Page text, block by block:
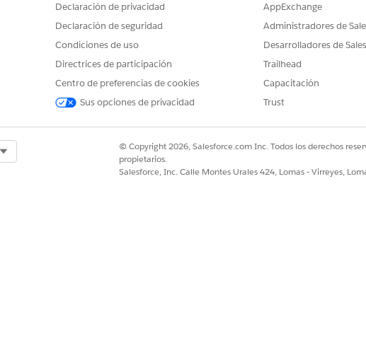
demasiadas bibliotecas de datos, puede ralentizar el rendimiento del agente.
ARTÍCULO SU PROBLEMA?
cómo podemos mejorar!
Declaración de privacidad
Declaración de seguridad
Condiciones de uso
Directrices de participación
Centro de preferencias de cookies
Sus opciones de privacidad
AppExchange
Administradores de
Desarrolladores de
Trailhead
Capacitación
Trust
© Copyright 2026, Salesforce.com Inc. Todos los derechos
propietarios.
Salesforce, Inc. Calle Montes Urales 424, Lomas - Virreyes,